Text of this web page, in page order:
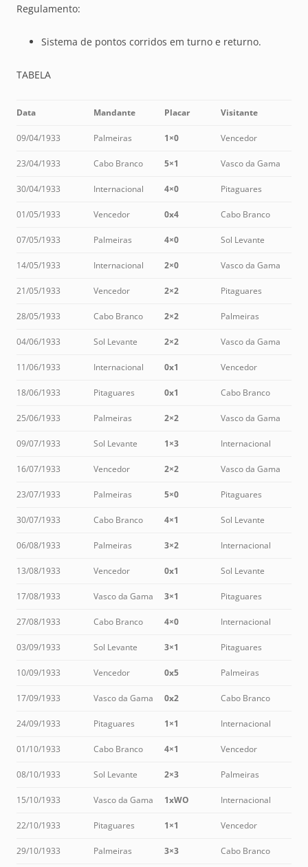
Regulamento:
Sistema de pontos corridos em turno e returno.
TABELA
Data Mandante Placar Visitante
09/04/1933 Palmeiras 1×0 Vencedor
23/04/1933 Cabo Branco 5×1 Vasco da Gama
30/04/1933 Internacional 4×0 Pitaguares
01/05/1933 Vencedor 0x4 Cabo Branco
07/05/1933 Palmeiras 4×0 Sol Levante
14/05/1933 Internacional 2×0 Vasco da Gama
21/05/1933 Vencedor 2×2 Pitaguares
28/05/1933 Cabo Branco 2×2 Palmeiras
04/06/1933 Sol Levante 2×2 Vasco da Gama
11/06/1933 Internacional 0x1 Vencedor
18/06/1933 Pitaguares 0x1 Cabo Branco
25/06/1933 Palmeiras 2×2 Vasco da Gama
09/07/1933 Sol Levante 1×3 Internacional
16/07/1933 Vencedor 2×2 Vasco da Gama
23/07/1933 Palmeiras 5×0 Pitaguares
30/07/1933 Cabo Branco 4×1 Sol Levante
06/08/1933 Palmeiras 3×2 Internacional
13/08/1933 Vencedor 0x1 Sol Levante
17/08/1933 Vasco da Gama 3×1 Pitaguares
27/08/1933 Cabo Branco 4×0 Internacional
03/09/1933 Sol Levante 3×1 Pitaguares
10/09/1933 Vencedor 0x5 Palmeiras
17/09/1933 Vasco da Gama 0x2 Cabo Branco
24/09/1933 Pitaguares 1×1 Internacional
01/10/1933 Cabo Branco 4×1 Vencedor
08/10/1933 Sol Levante 2×3 Palmeiras
15/10/1933 Vasco da Gama 1xWO Internacional
22/10/1933 Pitaguares 1×1 Vencedor
29/10/1933 Palmeiras 3×3 Cabo Branco